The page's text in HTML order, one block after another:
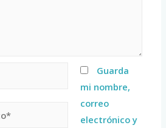
Guarda
mi nombre,
correo
electrónico y